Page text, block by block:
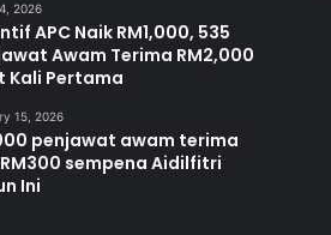
2026
APC Naik RM1,000, 535
Awam Terima RM2,000
Kali Pertama
15, 2026
penjawat awam terima
RM300 sempena Aidilfitri
Ini